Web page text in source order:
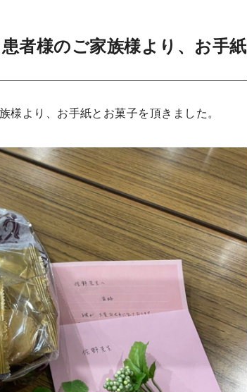
者様のご家族様より、お手紙
様より、お手紙とお菓子を頂きました。